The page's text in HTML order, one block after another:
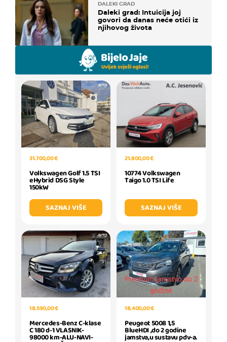
DALEKI GRAD
Daleki grad: Intuicija joj
govori da danas neće otići iz
njihovog života
31.700,00 €
Volkswagen Golf 1.5 TSI
eHybrid DSG Style
150kW
SAZNAJ VIŠE
21.800,00 €
10774 Volkswagen
Taigo 1.0 TSI Life
SAZNAJ VIŠE
18.590,00 €
Mercedes-Benz C-klase
C 180 d-1 VLASNIK-
98000 km-ALU-NAVI-
18.400,00 €
Peugeot 5008 1,5
BlueHDI ,do 2 godine
jamstva,u sustavu pdv-a.